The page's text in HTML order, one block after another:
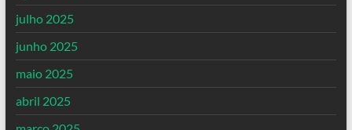
julho 2025
junho 2025
maio 2025
abril 2025